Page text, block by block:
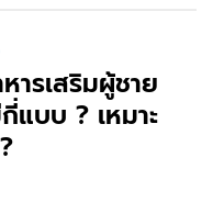
ารเสริมผู้ชาย
บบ ? เหมาะ